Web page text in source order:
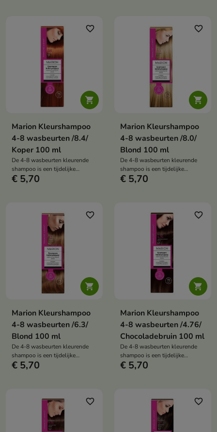

favorite_border
Marion Kleurshampoo
4-8 wasbeurten /8.4/
Koper 100 ml
De 4-8 wasbeurten kleurende
shampoo is een tijdelijke
haarkleur die een intense kleur
met plantaardige keratine en
€ 5,70

favorite_border
Marion Kleurshampoo
4-8 wasbeurten /8.0/
Blond 100 ml
De 4-8 wasbeurten kleurende
shampoo is een tijdelijke
haarkleur die een intense kleur
met plantaardige keratine en
€ 5,70

favorite_border
Marion Kleurshampoo
4-8 wasbeurten /6.3/
Blond 100 ml
De 4-8 wasbeurten kleurende
shampoo is een tijdelijke
haarkleur die een intense kleur
met plantaardige keratine en
€ 5,70

favorite_border
Marion Kleurshampoo
4-8 wasbeurten /4.76/
Chocoladebruin 100 ml
De 4-8 wasbeurten kleurende
shampoo is een tijdelijke
haarkleur die een intense kleur
met plantaardige keratine en
€ 5,70
favorite_border favorite_border